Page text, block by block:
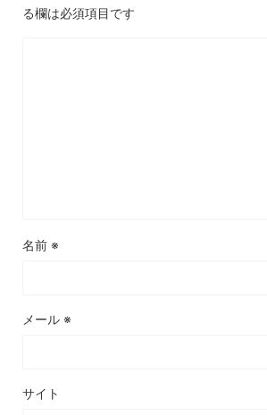
る欄は必須項目です
名前 ※
メール ※
サイト